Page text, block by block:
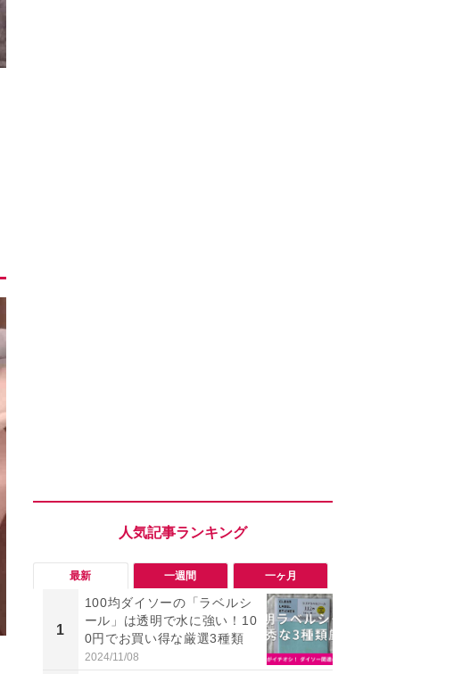
最新 一週間 一ヶ月
1
100均ダイソーの「ラベルシ
ール」は透明で水に強い！10
0円でお買い得な厳選3種類
2024/11/08